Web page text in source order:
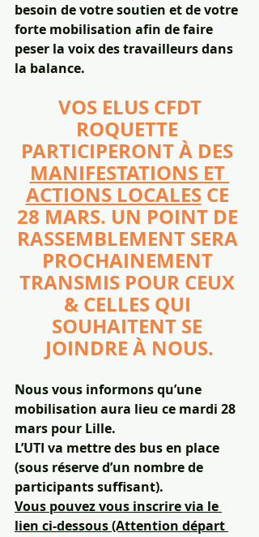
besoin de votre soutien et de votre
forte mobilisation afin de faire
peser la voix des travailleurs dans
la balance.
ROQUETTE
PARTICIPERONT À DES
MANIFESTATIONS ET
ACTIONS LOCALES CE
28 MARS. UN POINT DE
RASSEMBLEMENT SERA
PROCHAINEMENT
TRANSMIS POUR CEUX
& CELLES QUI
SOUHAITENT SE
JOINDRE À NOUS.
Nous vous informons qu’une
mobilisation aura lieu ce mardi 28
mars pour Lille.
L’UTI va mettre des bus en place
(sous réserve d’un nombre de
participants suffisant).
Vous pouvez vous inscrire via le
lien ci-dessous (Attention départ